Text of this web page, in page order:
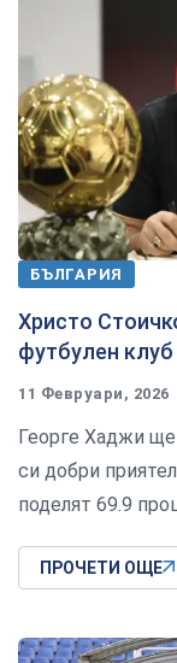
БЪЛГАРИЯ
Христо
футбулен
11 Февруари, 2026
Георге Хаджи
си добри
поделят 69.9
ПРОЧЕТИ ОЩЕ